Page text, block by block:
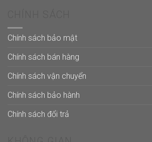
Chính sách bảo mật
Chính sách bán hàng
Chính sách vận chuyển
Chính sách bảo hành
Chính sách đổi trả